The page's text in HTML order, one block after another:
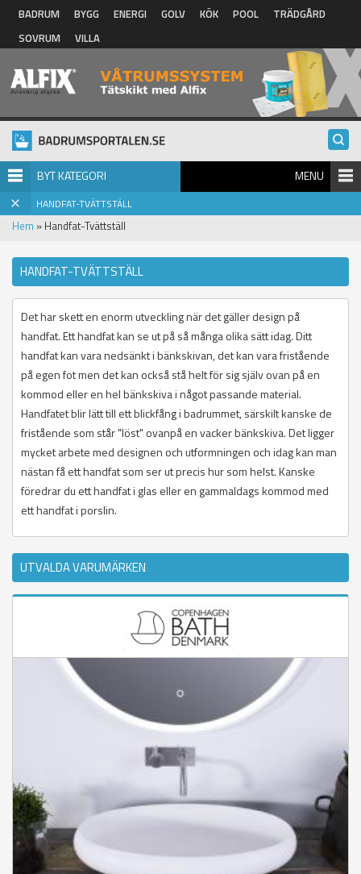
Hoppa till huvudinnehåll
BADRUM BYGG ENERGI GOLV KÖK POOL
TRÄDGÅRD
SOVRUM
VILLA
BYT KATEGORI MENU
HANDFAT-TVÄTTSTÄLL
Hem » Handfat-Tvättställ
HANDFAT-TVÄTTSTÄLL
Det har skett en enorm utveckling när det gäller design på
handfat. Ett handfat kan se ut på så många olika sätt idag. Ditt
handfat kan vara nedsänkt i bänkskivan, det kan vara fristående
på egen fot men det kan också stå helt för sig själv ovan på en
kommod eller en hel bänkskiva i något passande material.
Handfatet blir lätt till ett blickfång i badrummet, särskilt kanske de
fristående som står "löst" ovanpå en vacker bänkskiva. Det ligger
mycket arbete med designen och utformningen och idag kan man
nästan få ett handfat som ser ut precis hur som helst. Kanske
föredrar du ett handfat i glas eller en gammaldags kommod med
ett handfat i porslin.
UTVALDA VARUMÄRKEN